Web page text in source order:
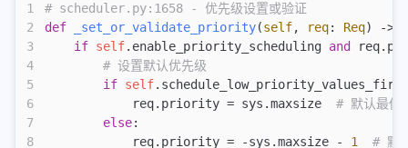
1
2
3
4
5
6
7
8
# scheduler.py:1658 - 优先级设置或验证
def _set_or_validate_priority(self, req: Req) ->
    if
self.enable_priority_scheduling and
        # 设置默认优先级
        if
self
            req.priority = sys.maxsize
# 默认最低
        else
:
            req.priority = -sys.maxsize -
1
# 默
keymaps
plugins
alacritty